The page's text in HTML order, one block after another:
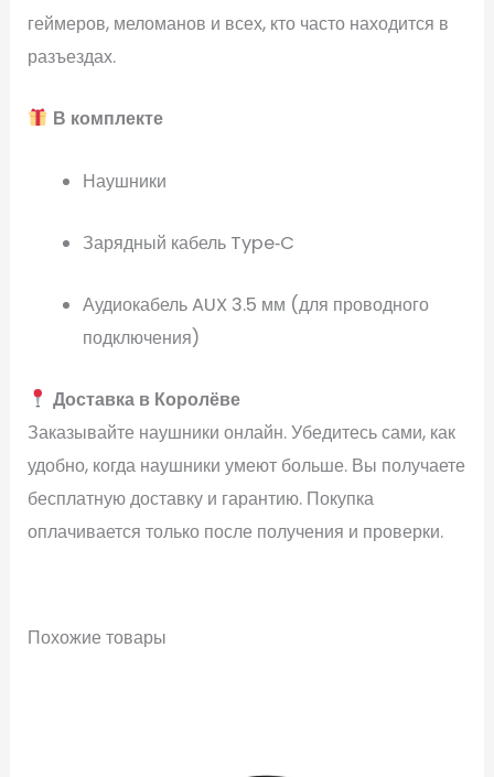
геймеров, меломанов и всех, кто часто находится в
разъездах.
В комплекте
Наушники
Зарядный кабель Type‑C
Аудиокабель AUX 3.5 мм (для проводного
подключения)
Доставка в Королёве
Заказывайте наушники онлайн. Убедитесь сами, как
удобно, когда наушники умеют больше. Вы получаете
бесплатную доставку и гарантию. Покупка
оплачивается только после получения и проверки.
Похожие товары